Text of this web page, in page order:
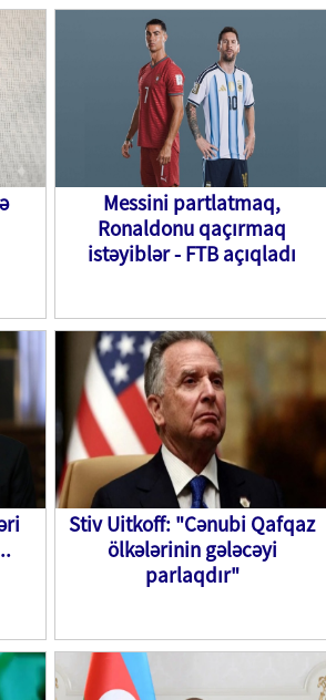
Messini partlatmaq,
Ronaldonu qaçırmaq
istəyiblər - FTB açıqladı
Stiv Uitkoff: "Cənubi Qafqaz
ölkələrinin gələcəyi
parlaqdır"